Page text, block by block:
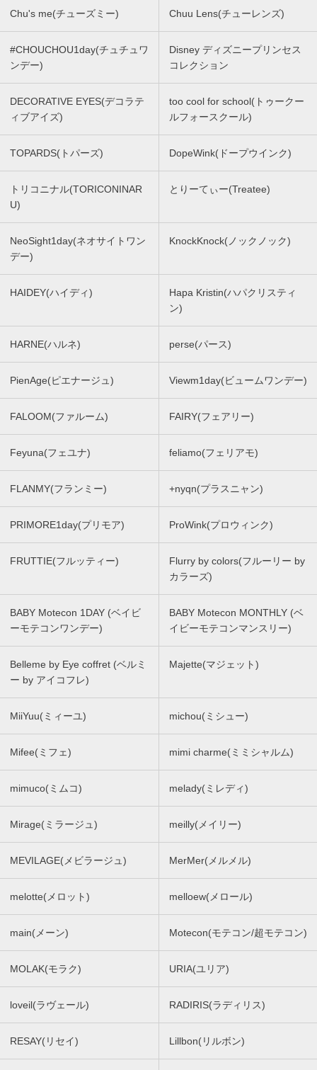
Chu's me(チューズミー) Chuu Lens(チューレンズ)
#CHOUCHOU1day(チュチュワ
ンデー)
Disney ディズニープリンセス
コレクション
DECORATIVE EYES(デコラテ
ィブアイズ)
too cool for school(トゥークー
ルフォースクール)
TOPARDS(トパーズ) DopeWink(ドープウインク)
トリコニナル(TORICONINAR
U)
とりーてぃー(Treatee)
NeoSight1day(ネオサイトワン
デー)
KnockKnock(ノックノック)
HAIDEY(ハイディ)
Hapa Kristin(ハパクリスティ
ン)
HARNE(ハルネ) perse(パース)
PienAge(ピエナージュ) Viewm1day(ビュームワンデー)
FALOOM(ファルーム) FAIRY(フェアリー)
Feyuna(フェユナ) feliamo(フェリアモ)
FLANMY(フランミー) +nyqn(プラスニャン)
PRIMORE1day(プリモア) ProWink(プロウィンク)
FRUTTIE(フルッティー)
Flurry by colors(フルーリー by
カラーズ)
BABY Motecon 1DAY (ベイビ
ーモテコンワンデー)
BABY Motecon MONTHLY (ベ
イビーモテコンマンスリー)
Belleme by Eye coffret (ベルミ
ー by アイコフレ)
Majette(マジェット)
MiiYuu(ミィーユ) michou(ミシュー)
Mifee(ミフェ) mimi charme(ミミシャルム)
mimuco(ミムコ) melady(ミレディ)
Mirage(ミラージュ) meilly(メイリー)
MEVILAGE(メビラージュ) MerMer(メルメル)
melotte(メロット) melloew(メロール)
main(メーン) Motecon(モテコン/超モテコン)
MOLAK(モラク) URIA(ユリア)
loveil(ラヴェール) RADIRIS(ラディリス)
RESAY(リセイ) Lillbon(リルボン)